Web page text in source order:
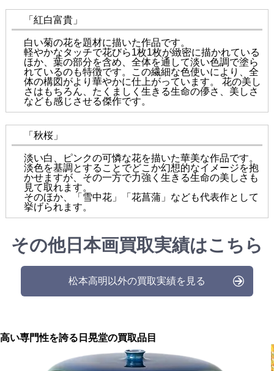
「紅白富貴」
白い菊の花を題材に描いた作品です。
軽やかなタッチで花びら1枚1枚が緻密に描かれている
ほか、葉の部分を含め、全体を通して淡い色調で塗ら
れているのも特徴です。この繊細な色使いにより、全
体の構図がより華やかに仕上がっています。 花の美し
さはもちろん、たくましく生きる生命の儚さ、美しさ
なども感じさせる傑作です。
「秋桜」
淡い白、ピンクの可憐な花を描いた華美な作品です。
淡色を基調とすることでどこか幻想的なイメージを抱
かせますが、その一方で力強く生きる生命の美しさも
見て取れます。
そのほか、「雪中花」「花菖蒲」なども代表作として
挙げられます。
その他日本画買取実績はこちら
松本高明以外の買取実績を見る
高い専門性を誇る 日晃堂の買取品目